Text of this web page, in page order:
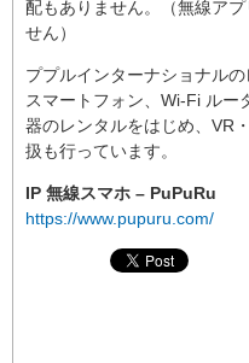
配もありません。（無線ア
せん）
ププルインターナショナル
スマートフォン、Wi-Fi ルー
器のレンタルをはじめ、VR
扱も行っています。
IP 無線スマホ – PuPuRu
https://www.pupuru.com/